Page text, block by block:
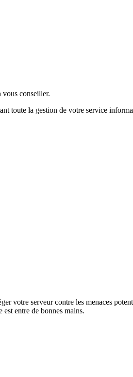
conseiller.
toute la gestion de votre service
votre serveur contre les menaces
entre de bonnes mains.